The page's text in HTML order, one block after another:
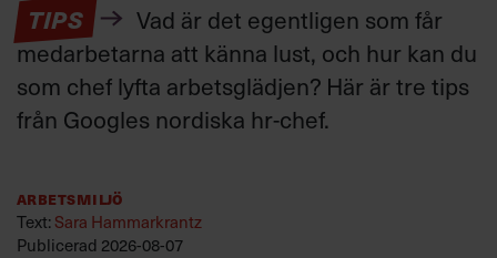
TIPS
Vad är det egentligen som får
medarbetarna att känna lust, och hur kan du
som chef lyfta arbetsglädjen? Här är tre tips
från Googles nordiska hr-chef.
Arbetsmiljö
Text:Sara Hammarkrantz
Publicerad 2026-08-07